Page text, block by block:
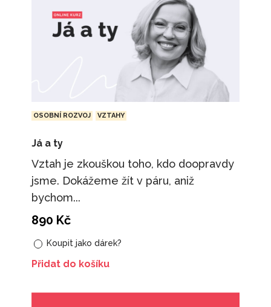
OSOBNÍ ROZVOJ VZTAHY
Já a ty
Vztah je zkouškou toho, kdo doopravdy
jsme. Dokážeme žít v páru, aniž
bychom...
890 Kč
Koupit jako dárek?
Přidat do košíku